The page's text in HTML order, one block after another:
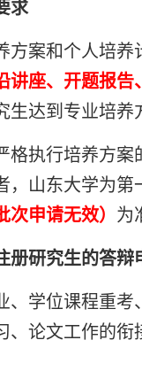
求
案和个人培养
讲座、开题报告
达到专业培养
格执行培养方案
，山东大学为第
申请无效） 为
研究生的答辩
、学位课程重
论文工作的衔